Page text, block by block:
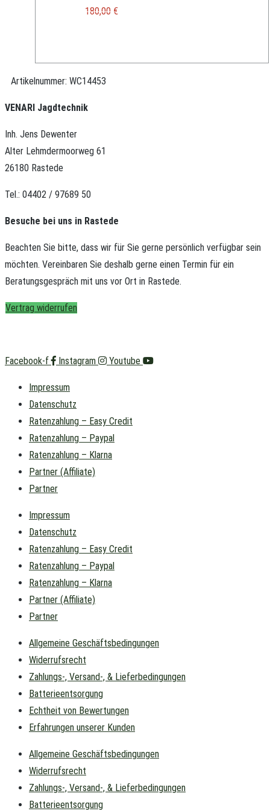
180,00 €
Artikelnummer: WC14453
VENARI Jagdtechnik
Inh. Jens Dewenter
Alter Lehmdermoorweg 61
26180 Rastede
Tel.: 04402 / 97689 50
Besuche bei uns in Rastede
Beachten Sie bitte, dass wir für Sie gerne persönlich verfügbar sein
möchten. Vereinbaren Sie deshalb gerne einen Termin für ein
Beratungsgespräch mit uns vor Ort in Rastede.
Vertrag widerrufen
Facebook-f Instagram Youtube
Impressum
Datenschutz
Ratenzahlung – Easy Credit
Ratenzahlung – Paypal
Ratenzahlung – Klarna
Partner (Affiliate)
Partner
Impressum
Datenschutz
Ratenzahlung – Easy Credit
Ratenzahlung – Paypal
Ratenzahlung – Klarna
Partner (Affiliate)
Partner
Allgemeine Geschäftsbedingungen
Widerrufsrecht
Zahlungs-, Versand-, & Lieferbedingungen
Batterieentsorgung
Echtheit von Bewertungen
Erfahrungen unserer Kunden
Allgemeine Geschäftsbedingungen
Widerrufsrecht
Zahlungs-, Versand-, & Lieferbedingungen
Batterieentsorgung